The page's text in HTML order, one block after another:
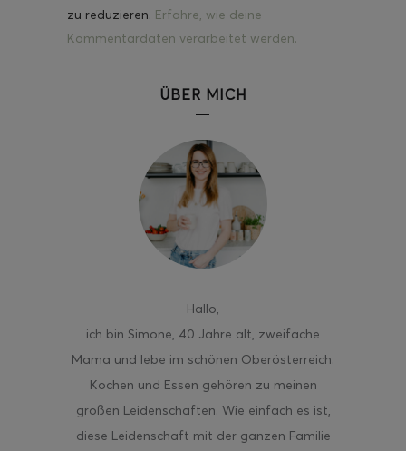
zu reduzieren. Erfahre, wie deine
Kommentardaten verarbeitet werden.
ÜBER MICH
Hallo,
ich bin Simone, 40 Jahre alt, zweifache
Mama und lebe im schönen Oberösterreich.
Kochen und Essen gehören zu meinen
großen Leidenschaften. Wie einfach es ist,
diese Leidenschaft mit der ganzen Familie